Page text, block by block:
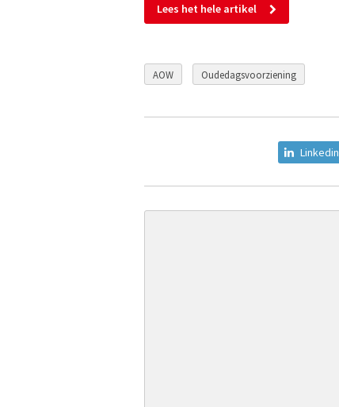
Lees het hele artikel
AOW Oudedagsvoorziening
Linkedin